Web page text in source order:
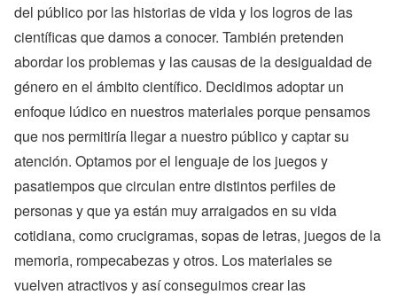
del público por las historias de vida y los logros de las
científicas que damos a conocer. También pretenden
abordar los problemas y las causas de la desigualdad de
género en el ámbito científico. Decidimos adoptar un
enfoque lúdico en nuestros materiales porque pensamos
que nos permitiría llegar a nuestro público y captar su
atención. Optamos por el lenguaje de los juegos y
pasatiempos que circulan entre distintos perfiles de
personas y que ya están muy arraigados en su vida
cotidiana, como crucigramas, sopas de letras, juegos de la
memoria, rompecabezas y otros. Los materiales se
vuelven atractivos y así conseguimos crear las